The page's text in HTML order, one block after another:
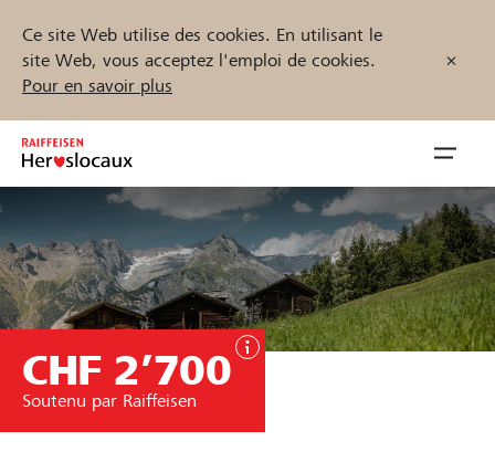
Ce site Web utilise des cookies. En utilisant le
site Web, vous acceptez l'emploi de cookies.
Pour en savoir plus
Inhalt
springen
öffnen
Parrainer
Trouvez des projets et des organisations
Démarrez maintenant
CHF 2’700
Soutenu par Raiffeisen